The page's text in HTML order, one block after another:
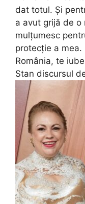
dat totul. Și
a avut grijă de o
mulțumesc
protecție a mea.
România, te
Stan discursul